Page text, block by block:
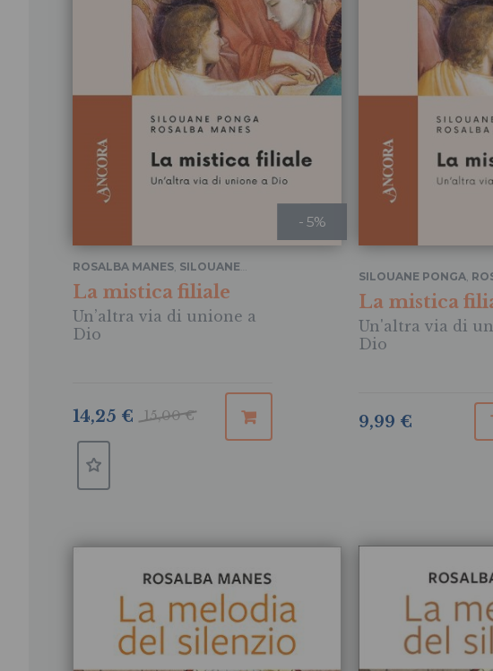
- 5%
La mistica filiale
Un’altra via di unione a
Dio
ROSALBA MANES, SILOUANE
PONGA
15,00 €
14,25 €
La mistica
Un'altra via di
Dio
SILOUANE PONGA,
MANES
9,99 €